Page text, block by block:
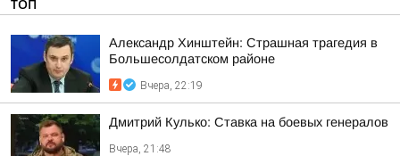
ТОП
Александр Хинштейн: Страшная трагедия в
Большесолдатском районе
Вчера, 22:19
Дмитрий Кулько: Ставка на боевых генералов
Вчера, 21:48